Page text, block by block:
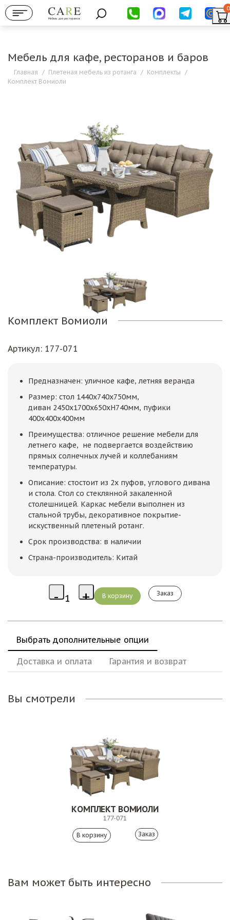
Мебель для ресторанов
0
Мебель для кафе, ресторанов и баров
Главная / Плетеная мебель из ротанга / Комплекты /
Комплект Вомиоли
Комплект Вомиоли
Артикул: 177-071
Предназначен: уличное кафе, летняя веранда
Размер: стол 1440х740х750мм,
диван 2450x1700x650xН740мм, пуфики
400х400х400мм
Преимущества: отличное решение мебели для
летнего кафе, не подвергается воздействию
прямых солнечных лучей и коллебаниям
температуры.
Описание: стостоит из 2х пуфов, углового дивана
и стола. Стол со стеклянной закаленной
столешницей. Каркас мебели выполнен из
стальной трубы, декоративное покрытие-
искуственный плетеный ротанг.
Срок производства: в наличии
Страна-производитель: Китай
Заказ
Выбрать дополнительные опции
Доставка и оплата Гарантия и возврат
Вы смотрели
КОМПЛЕКТ ВОМИОЛИ
177-071
Заказ
Вам может быть интересно